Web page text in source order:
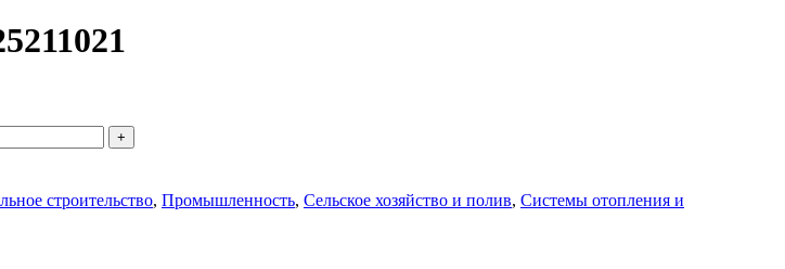
строительство, Промышленность, Сельское хозяйство и полив, Системы отопления и